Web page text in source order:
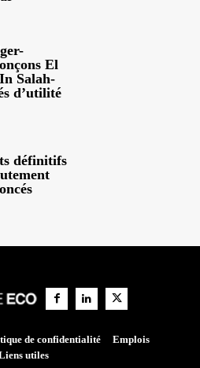
El
Salah-
d’utilité
définitifs
de confidentialité
Emplois
utiles